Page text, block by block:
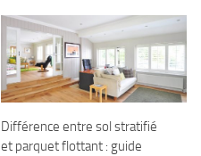
Différence entre sol stratifié
et parquet flottant : guide